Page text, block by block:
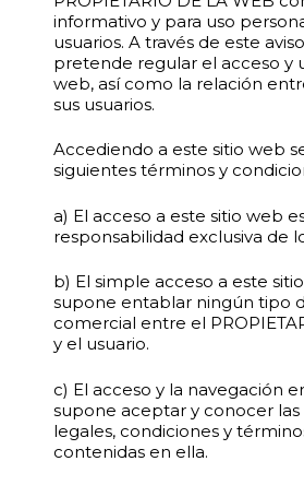
informativo y para uso
usuarios. A través de este
pretende regular el acceso y
web, así como la relación
sus usuarios.
Accediendo a este sitio web
siguientes términos y
a) El acceso a este sitio web
responsabilidad exclusiva de
b) El simple acceso a este
supone entablar ningún tipo
comercial entre el
y el usuario.
c) El acceso y la navegación
supone aceptar y conocer
legales, condiciones y
contenidas en ella.